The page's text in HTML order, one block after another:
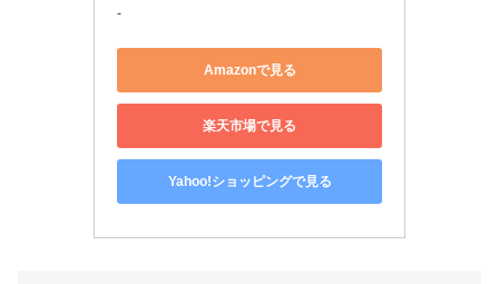
-
Amazonで見る
楽天市場で見る
Yahoo!ショッピングで見る